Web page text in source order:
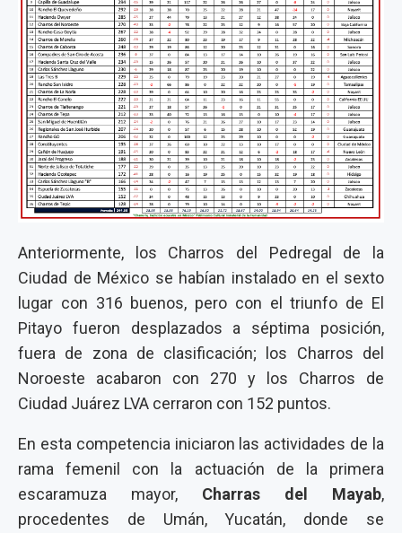
Anteriormente, los Charros del Pedregal de la
Ciudad de México se habían instalado en el sexto
lugar con 316 buenos, pero con el triunfo de El
Pitayo fueron desplazados a séptima posición,
fuera de zona de clasificación; los Charros del
Noroeste acabaron con 270 y los Charros de
Ciudad Juárez LVA cerraron con 152 puntos.
En esta competencia iniciaron las actividades de la
rama femenil con la actuación de la primera
escaramuza mayor, Charras del Mayab,
procedentes de Umán, Yucatán, donde se